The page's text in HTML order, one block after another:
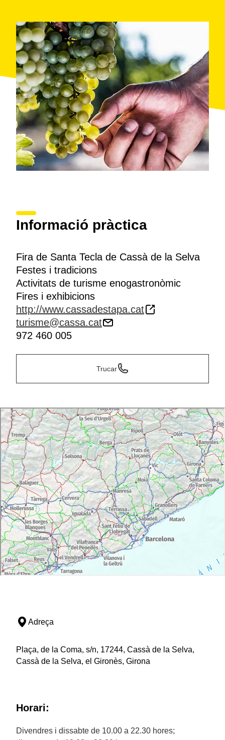
Informació pràctica
Fira de Santa Tecla de Cassà de la Selva
Festes i tradicions
Activitats de turisme enogastronòmic
Fires i exhibicions
http://www.cassadestapa.cat
turisme@cassa.cat
972 460 005
Trucar
Adreça
Plaça, de la Coma, s/n, 17244, Cassà de la Selva,
Cassà de la Selva, el Gironès, Girona
Horari:
Divendres i dissabte de 10.00 a 22.30 hores;